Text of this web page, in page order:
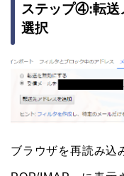
ステップ④:転送
選択
ブラウザを再読み込